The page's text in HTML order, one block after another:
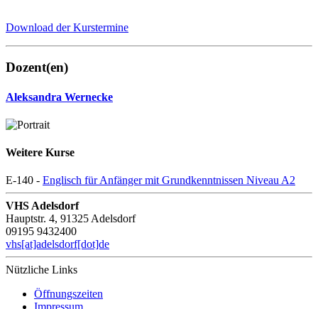
Download der Kurstermine
Dozent(en)
Aleksandra Wernecke
Weitere Kurse
E-140 - Englisch für Anfänger mit Grundkenntnissen Niveau A2
VHS Adelsdorf
Hauptstr. 4, 91325 Adelsdorf
09195 9432400
vhs[at]adelsdorf[dot]de
Nützliche Links
Öffnungszeiten